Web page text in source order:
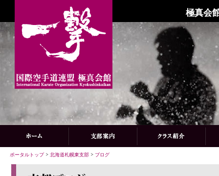
極真会
ポータルトップ> 北海道札幌東支部 > ブログ